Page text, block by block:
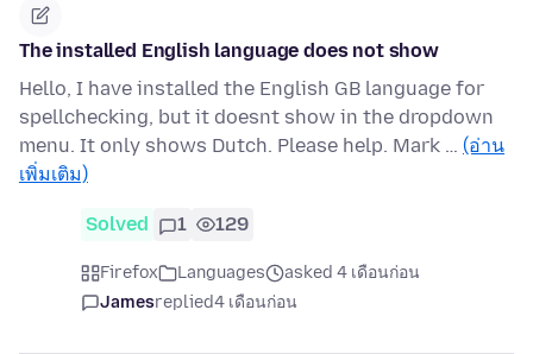
The installed English language does not show
Hello, I have installed the English GB language for
spellchecking, but it doesnt show in the dropdown
menu. It only shows Dutch. Please help. Mark … (อ่าน
เพิ่มเติม)
Solved 1 129
Firefox Languages
asked 4 เดือนก่อน
Jamesreplied4 เดือนก่อน